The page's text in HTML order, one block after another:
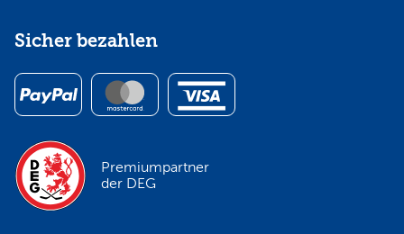
Sicher bezahlen
Premiumpartner
der DEG